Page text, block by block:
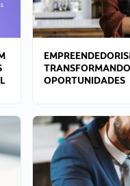
OPORTUNIDADES